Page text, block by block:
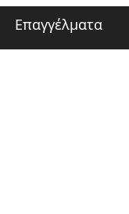
Επαγγέλματα